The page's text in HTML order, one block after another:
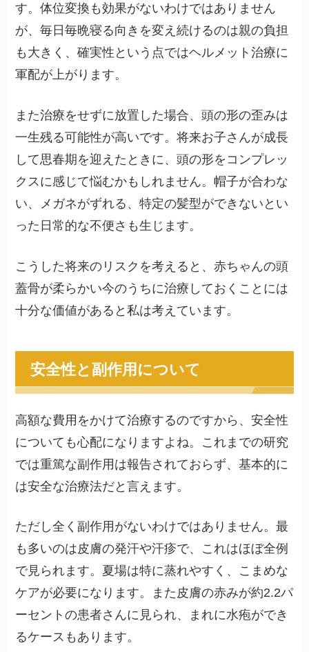
す。体位変換も効果がないわけではありません
が、毎日毎晩寝る向きを変え続けるのは親の負担
も大きく、確実性という点ではヘルメット治療に
軍配が上がります。
また治療をせずに放置した場合、頭の形の歪みは
一生残る可能性が高いです。将来お子さんが成長
して思春期を迎えたときに、頭の形をコンプレッ
クスに感じて悩むかもしれません。帽子が合わな
い、メガネがずれる、特定の髪型ができないとい
った日常的な不便さも生じます。
こうした将来のリスクを考えると、赤ちゃんの頭
蓋骨が柔らかい今のうちに治療しておくことには
十分な価値があると私は考えています。
安全性と副作用について
高額な費用をかけて治療するのですから、安全性
についても心配になりますよね。これまでの研究
では重篤な副作用は報告されておらず、基本的に
は安全な治療法だと言えます。
ただし全く副作用がないわけではありません。最
も多いのは皮膚の発汗や汗疹で、これはほぼ全例
で見られます。夏場は特に蒸れやすく、こまめな
ケアが必要になります。また皮膚の赤みが約2.2パ
ーセントの患者さんに見られ、まれに水疱ができ
るケースもあります。